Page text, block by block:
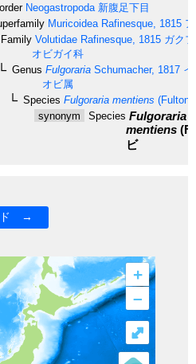
Neogastropoda 新腹足下目
Muricoidea Rafinesque, 1815
Family Volutidae Rafinesque, 1815 ガク
オビガイ科
Genus Fulgoraria Schumacher, 1817
オビ属
Species Fulgoraria mentiens (Fulton,
synonym
Species Fulgoraria
mentiens
ビ
ド →
+
–
⤢